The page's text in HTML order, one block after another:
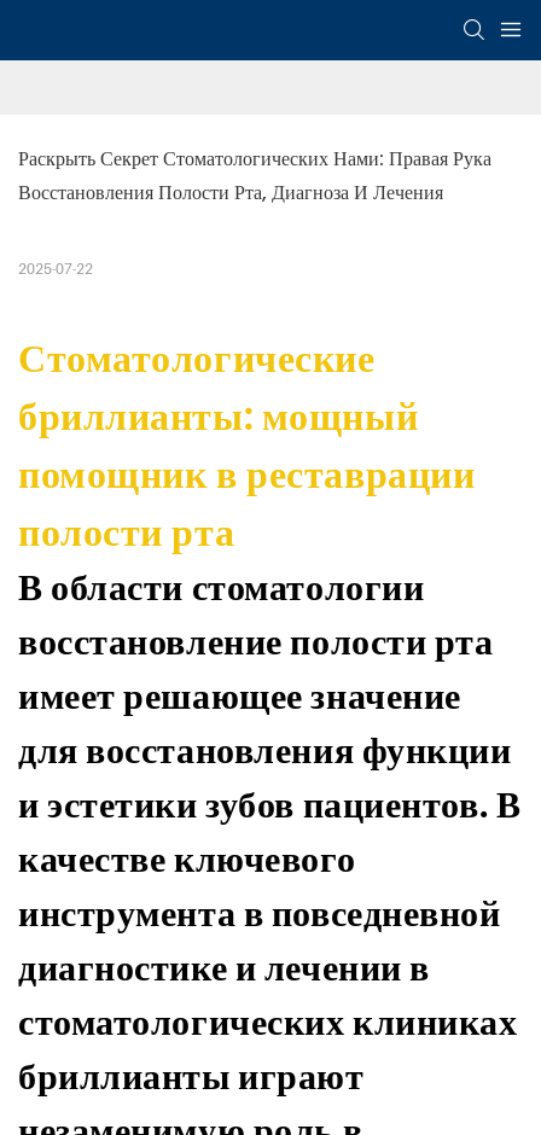
Раскрыть Секрет Стоматологических Нами: Правая Рука
Восстановления Полости Рта, Диагноза И Лечения
2025-07-22
Стоматологические
бриллианты: мощный
помощник в реставрации
полости рта
В области стоматологии
восстановление полости рта
имеет решающее значение
для восстановления функции
и эстетики зубов пациентов. В
качестве ключевого
инструмента в повседневной
диагностике и лечении в
стоматологических клиниках
бриллианты играют